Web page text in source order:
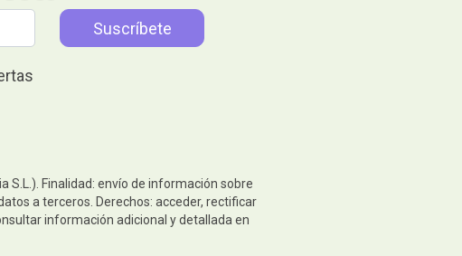
S.L.). Finalidad: envío de información sobre
a terceros. Derechos: acceder, rectificar
información adicional y detallada en